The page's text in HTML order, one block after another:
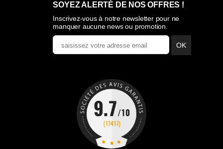
SOYEZ ALERTÉ DE NOS OFFRES !
Inscrivez-vous à notre newsletter pour ne
manquer aucune news ou promotion.
OK